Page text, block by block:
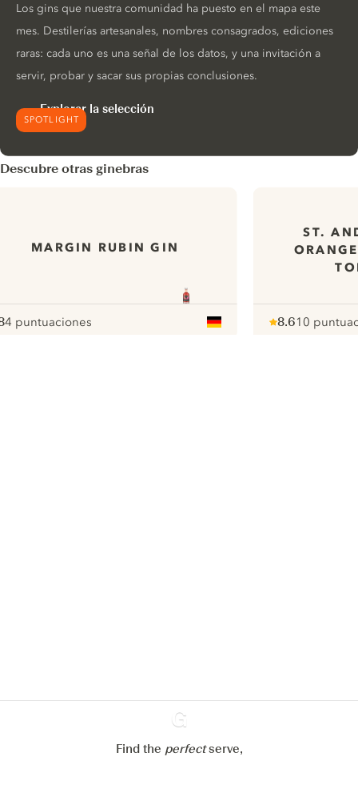
SPOTLIGHT
Los gins que nuestra comunidad ha puesto en el mapa este
mes. Destilerías artesanales, nombres consagrados, ediciones
raras: cada uno es una señal de los datos, y una invitación a
servir, probar y sacar sus propias conclusiones.
Explorar la selección
Descubre otras ginebras
MARGIN RUBIN GIN
:
pour
4 puntuaciones
ST.
8.6
pour
10
Ginventory
Find the perfectserve,